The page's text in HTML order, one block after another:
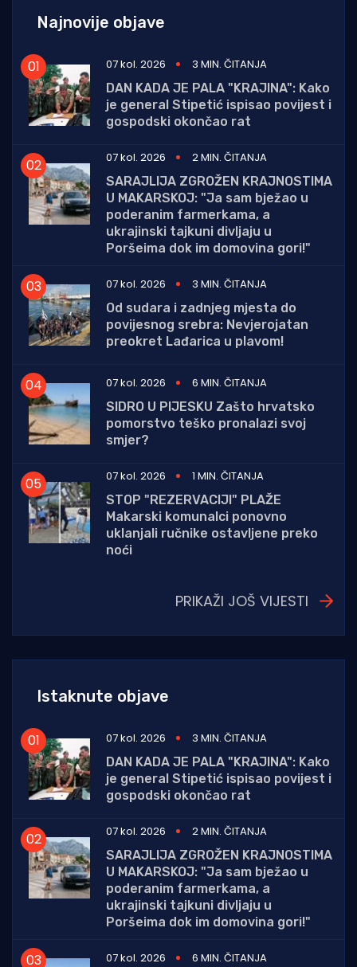
Najnovije objave
07 kol. 2026
3 MIN. ČITANJA
DAN KADA JE PALA "KRAJINA": Kako
je general Stipetić ispisao povijest i
gospodski okončao rat
07 kol. 2026
2 MIN. ČITANJA
SARAJLIJA ZGROŽEN KRAJNOSTIMA
U MAKARSKOJ: "Ja sam bježao u
poderanim farmerkama, a
ukrajinski tajkuni divljaju u
Poršeima dok im domovina gori!"
07 kol. 2026
3 MIN. ČITANJA
Od sudara i zadnjeg mjesta do
povijesnog srebra: Nevjerojatan
preokret Lađarica u plavom!
07 kol. 2026
6 MIN. ČITANJA
SIDRO U PIJESKU Zašto hrvatsko
pomorstvo teško pronalazi svoj
smjer?
07 kol. 2026
1 MIN. ČITANJA
STOP "REZERVACIJI" PLAŽE
Makarski komunalci ponovno
uklanjali ručnike ostavljene preko
noći
PRIKAŽI JOŠ VIJESTI
Istaknute objave
07 kol. 2026
3 MIN. ČITANJA
DAN KADA JE PALA "KRAJINA": Kako
je general Stipetić ispisao povijest i
gospodski okončao rat
07 kol. 2026
2 MIN. ČITANJA
SARAJLIJA ZGROŽEN KRAJNOSTIMA
U MAKARSKOJ: "Ja sam bježao u
poderanim farmerkama, a
ukrajinski tajkuni divljaju u
Poršeima dok im domovina gori!"
07 kol. 2026 6 MIN. ČITANJA